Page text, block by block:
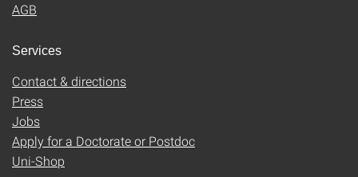
AGB
Services
Contact & directions
Press
Jobs
Apply for a Doctorate or Postdoc
Uni-Shop